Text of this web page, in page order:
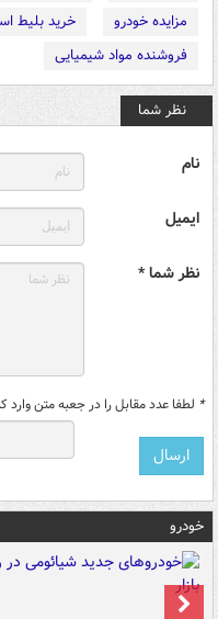
مزایده خودرو
خرید بلیط
فروشنده مواد شیمیایی
نظر شما
نام
ایمیل
نظر شما *
* لطفا عدد مقابل را در جعبه متن وارد
خودرو